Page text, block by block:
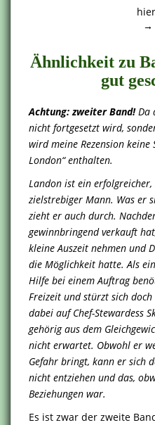
→
Ähnlichkeit zu
gut
Achtung: zweiter Band!Da
nicht fortgesetzt wird,
wird meine Rezension keine
London“ enthalten.
Landon ist ein
zielstrebiger Mann. Was er
zieht er auch durch.
gewinnbringend verkauft
kleine Auszeit nehmen und
die Möglichkeit hatte. Als
Hilfe bei einem Auftrag
Freizeit und stürzt sich
dabei auf Chef-Stewardess
gehörig aus dem
nicht erwartet. Obwohl er
Gefahr bringt, kann er sich
nicht entziehen und das,
Beziehungen war.
Es ist zwar der zweite